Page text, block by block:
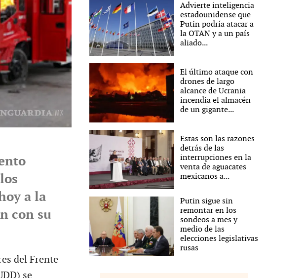
a la
con su
del Frente
se
Advierte inteligencia
estadounidense que
Putin podría atacar a
la OTAN y a un país
aliado...
El último ataque con
drones de largo
alcance de Ucrania
incendia el almacén
de un gigante...
Estas son las razones
detrás de las
interrupciones en la
venta de aguacates
mexicanos a...
Putin sigue sin
remontar en los
sondeos a mes y
medio de las
elecciones legislativas
rusas